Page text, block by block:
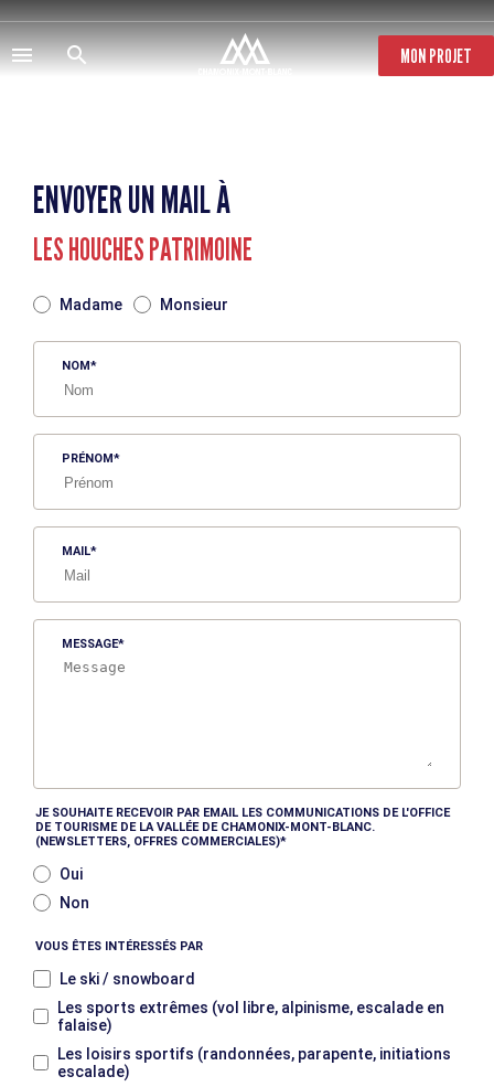
Aller
au
contenu
principal
MON PROJET
ENVOYER UN MAIL À
LES HOUCHES PATRIMOINE
Madame Monsieur
NOM
PRÉNOM
MAIL
MESSAGE
JE SOUHAITE RECEVOIR PAR EMAIL LES COMMUNICATIONS DE L'OFFICE
DE TOURISME DE LA VALLÉE DE CHAMONIX-MONT-BLANC.
(NEWSLETTERS, OFFRES COMMERCIALES)
Oui
Non
VOUS ÊTES INTÉRESSÉS PAR
Le ski / snowboard
Les sports extrêmes (vol libre, alpinisme, escalade en
falaise)
Les loisirs sportifs (randonnées, parapente, initiations
escalade)